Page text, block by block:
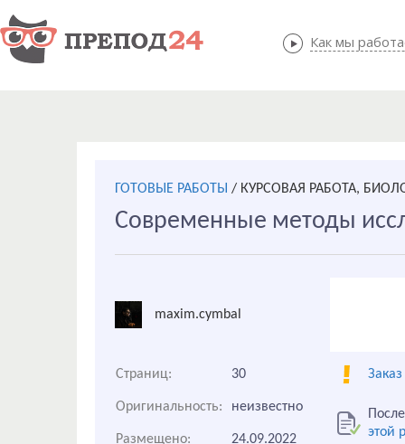
Как мы
Как мы
ГОТОВЫЕ РАБОТЫ / КУРСОВАЯ РАБОТА,
Современные методы
maxim.cymbal
Страниц: 30
Оригинальность: неизвестно
этой
Размещено: 24.09.2022